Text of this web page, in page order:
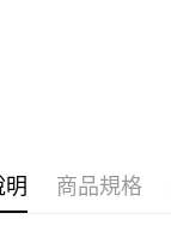
明 商品規格